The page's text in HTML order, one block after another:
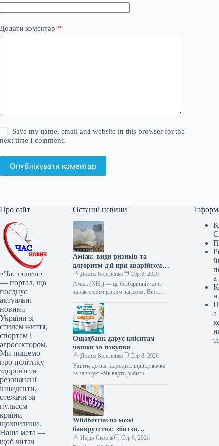
Додати коментар *
Save my name, email and website in this browser for the
next time I comment.
Опублікувати коментар
Про сайт
«Час новин»
— портал, що
поєднує
актуальні
новини
України зі
стилем життя,
спортом і
агросектором.
Ми пишемо
про політику,
здоров'я та
резонансні
інциденти,
стежачи за
пульсом
країни
щохвилини.
Наша мета —
щоб читач
Останні новини
Аміак: види ризиків та
алгоритм дій при аварійному
витоку
Домна Коваленко
Сер 8, 2026
Аміак (NH₃) — це безбарвний газ із
характерним різким запахом. Він є
промислових токсинів і посідає
перше…
Ощадбанк дарує клієнтам
чашки за покупки
Домна Коваленко
Сер 8, 2026
Уявіть, до вас підходить відвідувачка
та запитує: «Чи варто робити
(ВПЛ)? Я чула, це якось…
Wildberries на межі
банкрутства: збитки
перевищили 200 млрд рублів
Надія Скорик
Сер 8, 2026
а
и
а
ті